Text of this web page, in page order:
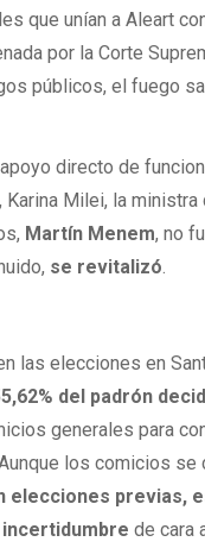
que unían a Aleart
por la Corte
públicos, el fuego
directo de
Milei, la ministra
Martín Menem, no
se revitalizó.
las elecciones en
del padrón
generales para
los comicios se
elecciones previas,
incertidumbrede cara